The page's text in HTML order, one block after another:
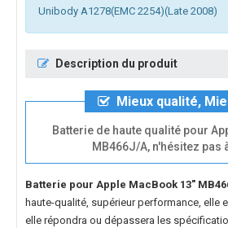
Unibody A1278(EMC 2254)(Late 2008)
Description du produit
Mieux qualité,
Batterie de haute qualité pour
MB466J/A, n'hésitez pas
Batterie pour Apple MacBook 13"
haute-qualité, supérieur performance, elle
elle répondra ou dépassera les